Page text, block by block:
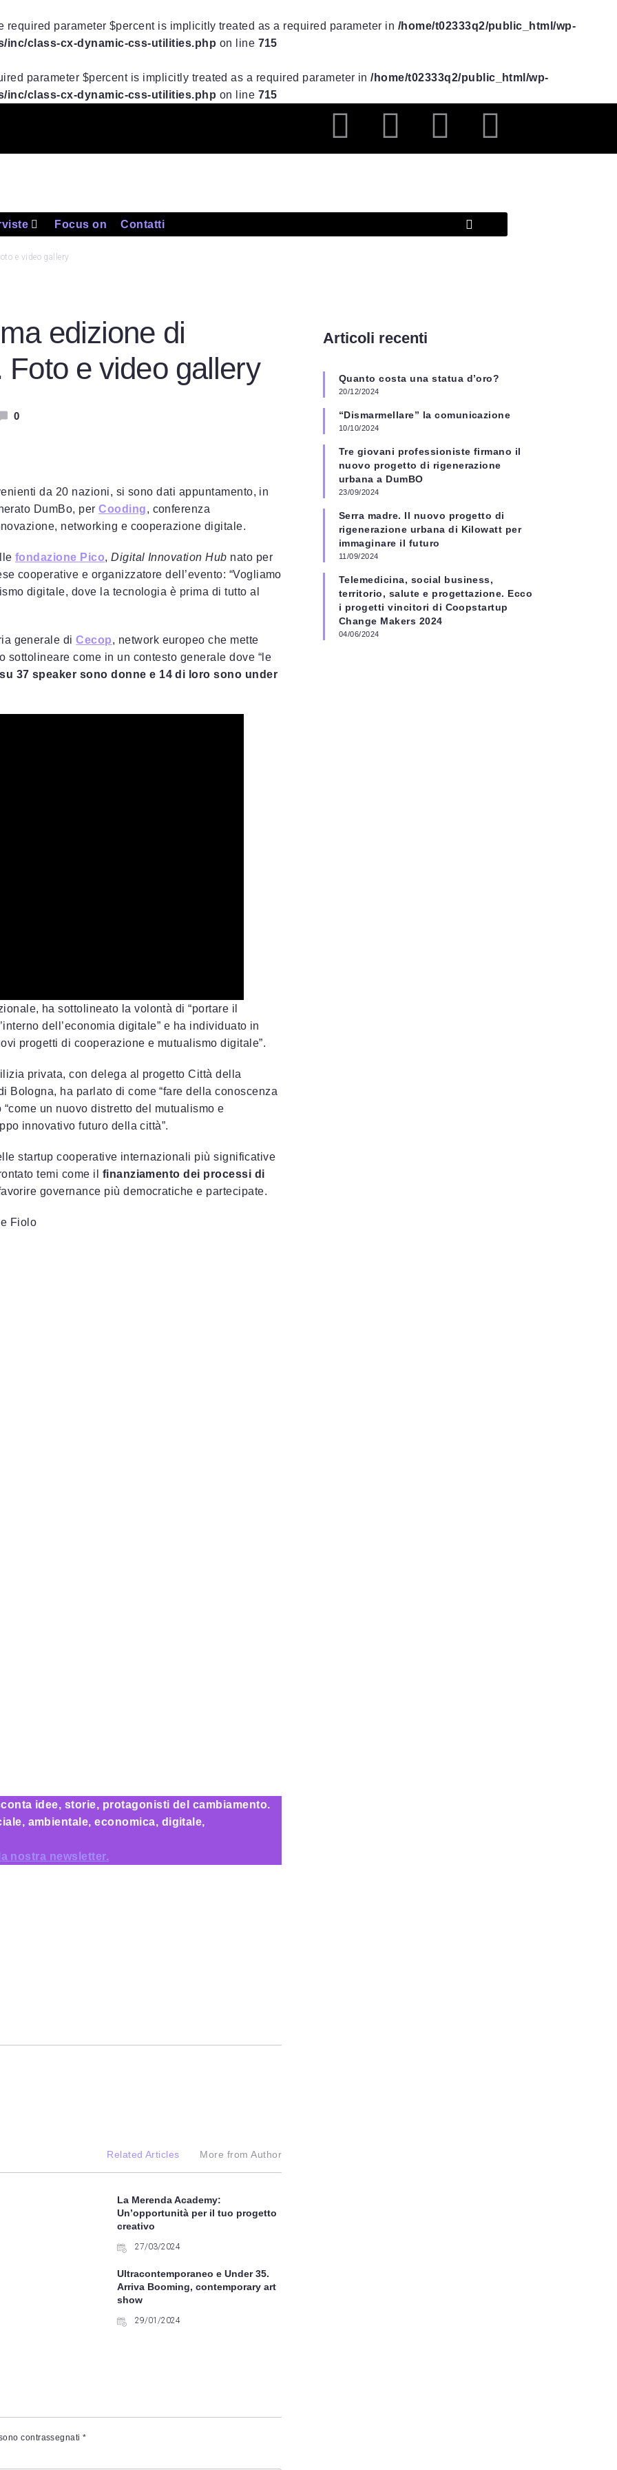
required parameter $percent is implicitly treated as a required parameter in /home/t02333q2/public_html/wp-
inc/class-cx-dynamic-css-utilities.php on line 715
parameter $percent is implicitly treated as a required parameter in/home/t02333q2/public_html/wp-
inc/class-cx-dynamic-css-utilities.php on line 715
Focus on Contatti
e video gallery
edizione di
e video gallery
0
da 20 nazioni, si sono dati appuntamento, in
DumBo, perCooding, conferenza
networking e cooperazione digitale.
fondazione Pico,Digital Innovation Hub nato per
cooperative e organizzatore dell’evento: “Vogliamo
digitale, dove la tecnologia è prima di tutto al
generale diCecop, network europeo che mette
come in un contesto generale dove “le
37 speaker sono donne e 14 di loro sono under
ha sottolineato la volontà di “portare il
dell’economia digitale” e ha individuato in
progetti di cooperazione e mutualismo digitale”.
privata, con delega al progetto Città della
Bologna, ha parlato di come “fare della conoscenza
un nuovo distretto del mutualismo e
innovativo futuro della città”.
startup cooperative internazionali più significative
temi come il finanziamento dei processi di
governance più democratiche e partecipate.
Fiolo
idee, storie, protagonisti del cambiamento.
ambientale, economica, digitale,
nostra newsletter.
Related Articles More from Author
La Merenda Academy:
Un’opportunità per il tuo progetto
creativo
27/03/2024
Ultracontemporaneo e Under 35.
Arriva Booming, contemporary art
show
29/01/2024
contrassegnati*
Articoli recenti
Quanto costa una statua d’oro?
20/12/2024
“Dismarmellare” la comunicazione
10/10/2024
Tre giovani professioniste firmano il
nuovo progetto di rigenerazione
urbana a DumBO
23/09/2024
Serra madre. Il nuovo progetto di
rigenerazione urbana di Kilowatt per
immaginare il futuro
11/09/2024
Telemedicina, social business,
territorio, salute e progettazione. Ecco
i progetti vincitori di Coopstartup
Change Makers 2024
04/06/2024